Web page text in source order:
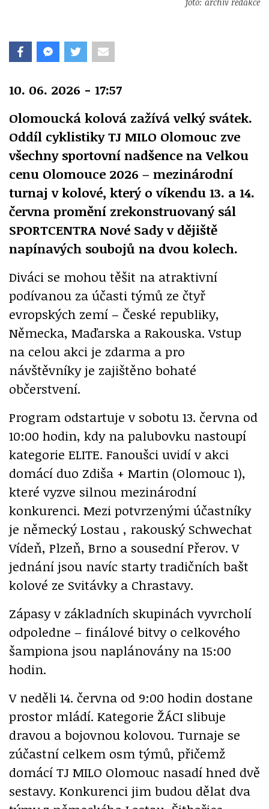
10. 06. 2026 - 17:57
Olomoucká kolová zažívá velký svátek.
Oddíl cyklistiky TJ MILO Olomouc zve
všechny sportovní nadšence na Velkou
cenu Olomouce 2026 – mezinárodní
turnaj v kolové, který o víkendu 13. a 14.
června promění zrekonstruovaný sál
SPORTCENTRA Nové Sady v dějiště
napínavých soubojů na dvou kolech.
Diváci se mohou těšit na atraktivní
podívanou za účasti týmů ze čtyř
evropských zemí – České republiky,
Německa, Maďarska a Rakouska. Vstup
na celou akci je zdarma a pro
návštěvníky je zajištěno bohaté
občerstvení.
Program odstartuje v sobotu 13. června od
10:00 hodin, kdy na palubovku nastoupí
kategorie ELITE. Fanoušci uvidí v akci
domácí duo Zdiša + Martin (Olomouc 1),
které vyzve silnou mezinárodní
konkurenci. Mezi potvrzenými účastníky
je německý Lostau , rakouský Schwechat
Vídeň, Plzeň, Brno a sousední Přerov. V
jednání jsou navíc starty tradičních bašt
kolové ze Svitávky a Chrastavy.
Zápasy v základních skupinách vyvrcholí
odpoledne – finálové bitvy o celkového
šampiona jsou naplánovány na 15:00
hodin.
V neděli 14. června od 9:00 hodin dostane
prostor mládí. Kategorie ŽÁCI slibuje
dravou a bojovnou kolovou. Turnaje se
zúčastní celkem osm týmů, přičemž
domácí TJ MILO Olomouc nasadí hned dvě
sestavy. Konkurenci jim budou dělat dva